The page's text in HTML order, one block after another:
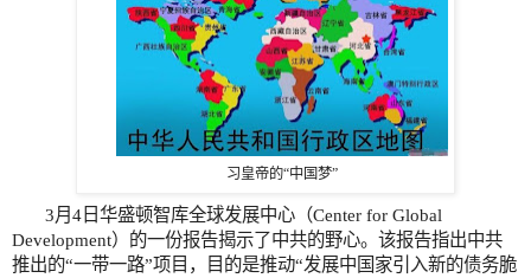
习皇帝的“中国梦”
3月4日华盛顿智库全球发展中心（Center for Global
Development）的一份报告揭示了中共的野心。该报告指出中共
推出的“一带一路”项目，目的是推动“发展中国家引入新的债务脆